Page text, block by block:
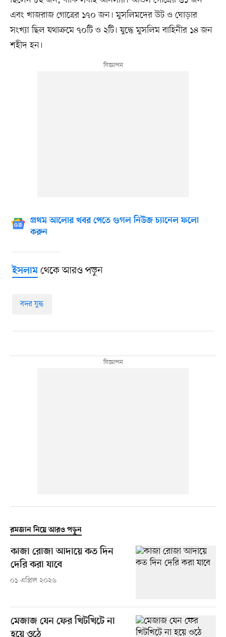
এবং খাজরাজ গোত্রের ১৭০ জন। মুসলিমদের উট ও ঘোড়ার
সংখ্যা ছিল যথাক্রমে ৭০টি ও ২টি। যুদ্ধে মুসলিম বাহিনীর ১৪ জন
শহীদ হন।
প্রথম আলোর খবর পেতে গুগল নিউজ চ্যানেল ফলো
করুন
ইসলামথেকে আরও পড়ুন
বদর যুদ্ধ
রমজান নিয়ে আরও পড়ুন
কাজা রোজা আদায়ে কত দিন
দেরি করা যাবে
০১ এপ্রিল ২০২৬
মেজাজ যেন ফের খিটখিটে না